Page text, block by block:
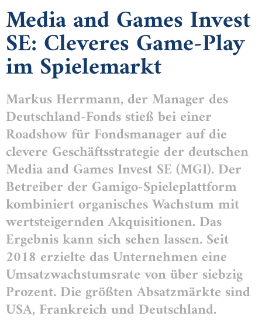
Media and Games Invest
SE: Cleveres Game-Play
im Spielemarkt
Markus Herrmann, der Manager des
Deutschland-Fonds stieß bei einer
Roadshow für Fondsmanager auf die
clevere Geschäftsstrategie der deutschen
Media and Games Invest SE (MGI). Der
Betreiber der Gamigo-Spieleplattform
kombiniert organisches Wachstum mit
wertsteigernden Akquisitionen. Das
Ergebnis kann sich sehen lassen. Seit
2018 erzielte das Unternehmen eine
Umsatzwachstumsrate von über siebzig
Prozent. Die größten Absatzmärkte sind
USA, Frankreich und Deutschland.